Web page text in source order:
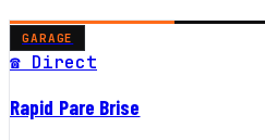
GARAGE
☎ Direct
Rapid Pare Brise